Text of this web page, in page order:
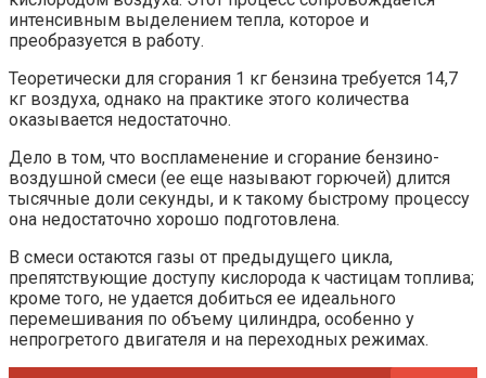
интенсивным выделением тепла, которое и
преобразуется в работу.
Теоретически для сгорания 1 кг бензина требуется 14,7
кг воздуха, однако на практике этого количества
оказывается недостаточно.
Дело в том, что воспламенение и сгорание бензино-
воздушной смеси (ее еще называют горючей) длится
тысячные доли секунды, и к такому быстрому процессу
она недостаточно хорошо подготовлена.
В смеси остаются газы от предыдущего цикла,
препятствующие доступу кислорода к частицам топлива;
кроме того, не удается добиться ее идеального
перемешивания по объему цилиндра, особенно у
непрогретого двигателя и на переходных режимах.